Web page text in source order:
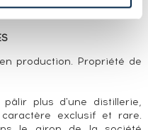
production. Propriété de
plus d'une distillerie,
exclusif et rare.